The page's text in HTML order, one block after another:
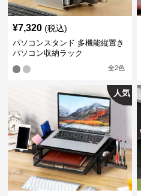
¥7,320 (税込)
パソコンスタンド 多機能縦置き
パソコン収納ラック
全2色
人気